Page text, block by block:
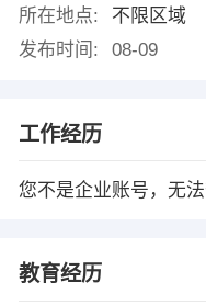
所在地点:
不限区域
发布时间:
08-09
工作经历
您不是企业账号，无
教育经历